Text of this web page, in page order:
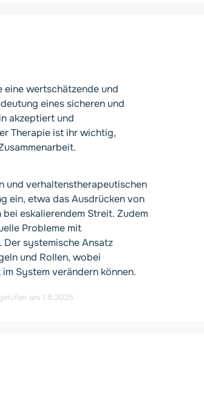
eine wertschätzende und
eines sicheren und
akzeptiert und
Therapie ist ihr wichtig,
und verhaltenstherapeutischen
ein, etwa das Ausdrücken von
eskalierendem Streit. Zudem
Probleme mit
systemische Ansatz
und Rollen, wobei
System verändern können.
am 1.8.2025